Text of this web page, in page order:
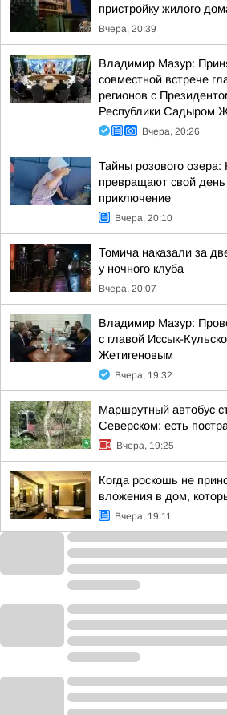
пристройку жилого
Вчера, 20:39
Владимир Мазур:
совместной встрече
регионов с
Республики Садыром
Вчера, 20:26
Тайны розового озера:
превращают свой
приключение
Вчера, 20:10
Томича наказали за
у ночного клуба
Вчера, 20:07
Владимир Мазур:
с главой Иссык-
Жетигеновым
Вчера, 19:32
Маршрутный автобус
Северском: есть
Вчера, 19:25
Когда роскошь не
вложения в дом,
Вчера, 19:11